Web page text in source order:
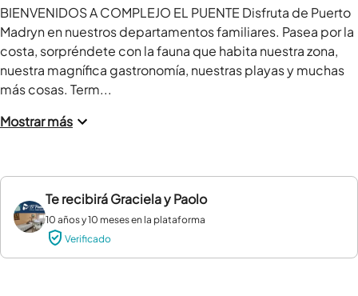
BIENVENIDOS A COMPLEJO EL PUENTE Disfruta de Puerto
Madryn en nuestros departamentos familiares. Pasea por la
costa, sorpréndete con la fauna que habita nuestra zona,
nuestra magnífica gastronomía, nuestras playas y muchas
más cosas. Term...
Mostrar más
Te recibiráGraciela y Paolo
10 años y 10 meses en la plataforma
Verificado